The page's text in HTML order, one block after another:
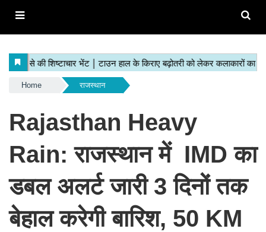
Home राजस्थान
Rajasthan Heavy
Rain: राजस्थान में IMD का
डबल अलर्ट जारी 3 दिनों तक
बेहाल करेगी बारिश, 50 KM